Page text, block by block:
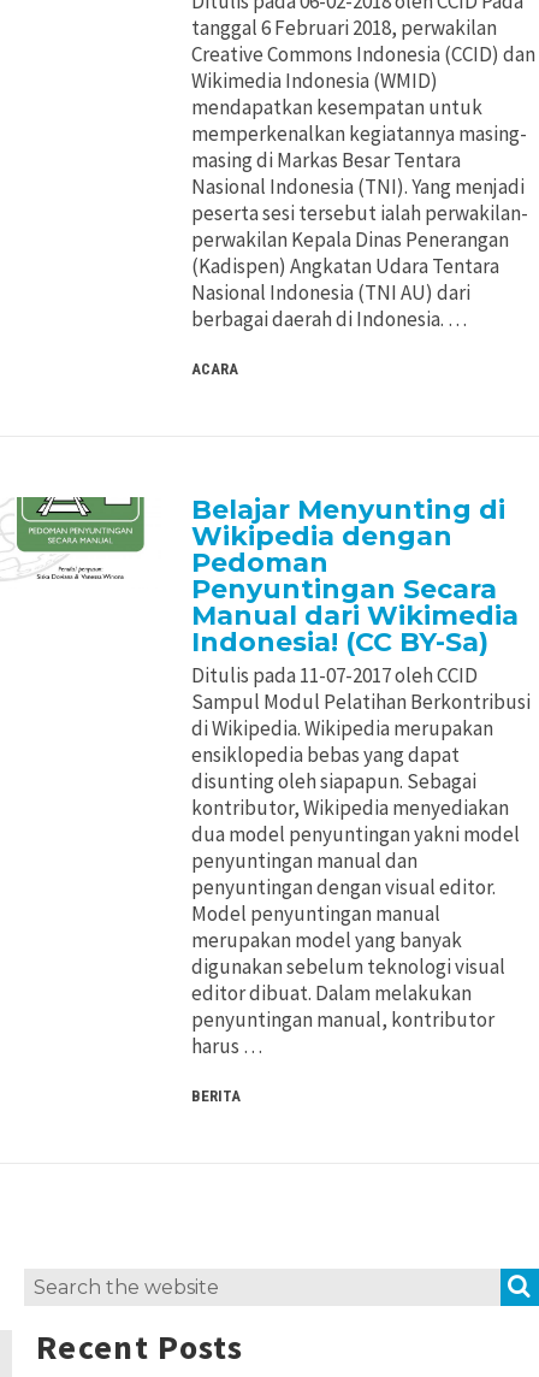
Pertimbangan Penggunaan
Jenis Lisensi CC
Panduan Penerapan
Konten Terbuka
Pertimbangan Penggunaan
Jenis Lisensi CC
Panduan Penerapan
Konten Terbuka
tanggal 6 Februari 2018, perwakilan
Creative Commons Indonesia (CCID) dan
Wikimedia Indonesia (WMID)
mendapatkan kesempatan untuk
memperkenalkan kegiatannya masing-
masing di Markas Besar Tentara
Nasional Indonesia (TNI). Yang menjadi
peserta sesi tersebut ialah perwakilan-
perwakilan Kepala Dinas Penerangan
(Kadispen) Angkatan Udara Tentara
Nasional Indonesia (TNI AU) dari
berbagai daerah di Indonesia. …
ACARA
Belajar Menyunting di
Wikipedia dengan
Pedoman
Penyuntingan Secara
Manual dari Wikimedia
Indonesia! (CC BY-Sa)
Ditulis pada 11-07-2017 oleh CCID
Sampul Modul Pelatihan Berkontribusi
di Wikipedia. Wikipedia merupakan
ensiklopedia bebas yang dapat
disunting oleh siapapun. Sebagai
kontributor, Wikipedia menyediakan
dua model penyuntingan yakni model
penyuntingan manual dan
penyuntingan dengan visual editor.
Model penyuntingan manual
merupakan model yang banyak
digunakan sebelum teknologi visual
editor dibuat. Dalam melakukan
penyuntingan manual, kontributor
harus …
BERITA
Search
Recent Posts